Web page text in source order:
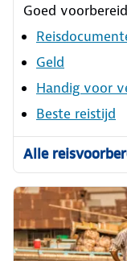
Goed
Geld
Handig voor
Beste reistijd
Alle